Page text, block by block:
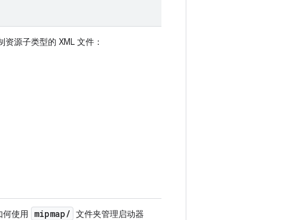
源子类型的 XML 文件：
何使用 mipmap/ 文件夹管理启动器